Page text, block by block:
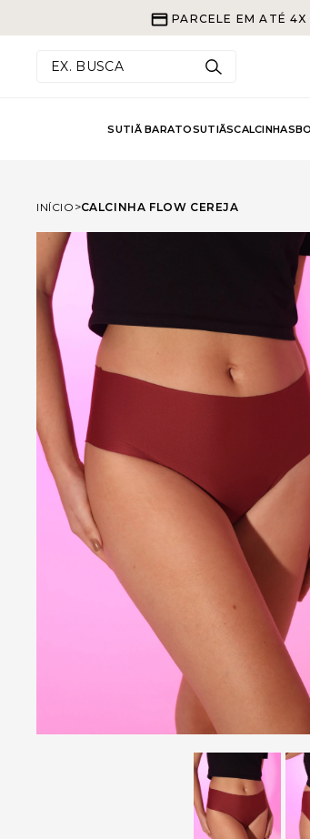
PARCELE EM ATÉ
EX. BUSCA
SUTIÃ BARATOSUTIÃSCALCINHAS
INÍCIO CALCINHA FLOW CEREJA